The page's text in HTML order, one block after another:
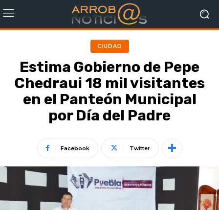
CIUDAD
Estima Gobierno de Pepe
Chedraui 18 mil visitantes
en el Panteón Municipal
por Día del Padre
Facebook Twitter